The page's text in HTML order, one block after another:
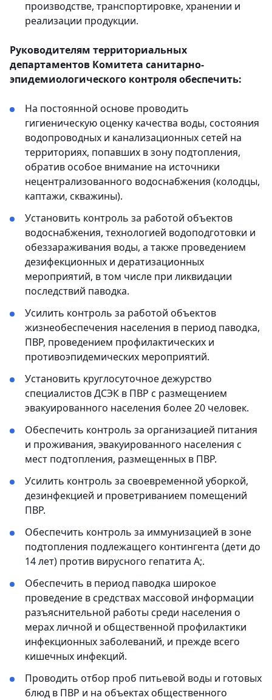
производстве, транспортировке, хранении и
реализации продукции.
Руководителям территориальных
департаментов Комитета санитарно-
эпидемиологического контроля обеспечить:
На постоянной основе проводить
гигиеническую оценку качества воды, состояния
водопроводных и канализационных сетей на
территориях, попавших в зону подтопления,
обратив особое внимание на источники
нецентрализованного водоснабжения (колодцы,
каптажи, скважины).
Установить контроль за работой объектов
водоснабжения, технологией водоподготовки и
обеззараживания воды, а также проведением
дезифекционных и дератизационных
мероприятий, в том числе при ликвидации
последствий паводка.
Усилить контроль за работой объектов
жизнеобеспечения населения в период паводка,
ПВР, проведением профилактических и
противоэпидемических мероприятий.
Установить круглосуточное дежурство
специалистов ДСЭК в ПВР с размещением
эвакуированного населения более 20 человек.
Обеспечить контроль за организацией питания
и проживания, эвакуированного населения с
мест подтопления, размещенных в ПВР.
Усилить контроль за своевременной уборкой,
дезинфекцией и проветриванием помещений
ПВР.
Обеспечить контроль за иммунизацией в зоне
подтопления подлежащего контингента (дети до
14 лет) против вирусного гепатита А;.
Обеспечить в период паводка широкое
проведение в средствах массовой информации
разъяснительной работы среди населения о
мерах личной и общественной профилактики
инфекционных заболеваний, и прежде всего
кишечных инфекций.
Проводить отбор проб питьевой воды и готовых
блюд в ПВР и на объектах общественного